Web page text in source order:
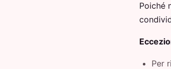
Poiché
Per